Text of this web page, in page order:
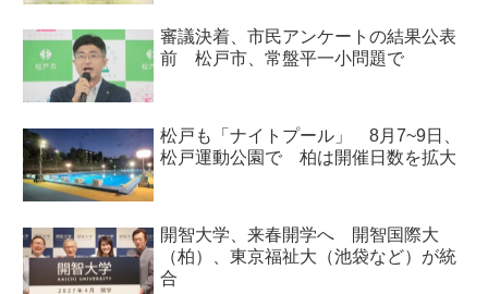
審議決着、市民アンケートの結果公表
前 松戸市、常盤平一小問題で
松戸も「ナイトプール」 8月7~9日、
松戸運動公園で 柏は開催日数を拡大
開智大学、来春開学へ 開智国際大
（柏）、東京福祉大（池袋など）が統
合